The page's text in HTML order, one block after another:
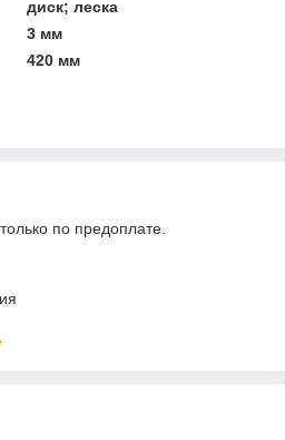
диск; леска
3 мм
420 мм
по предоплате.